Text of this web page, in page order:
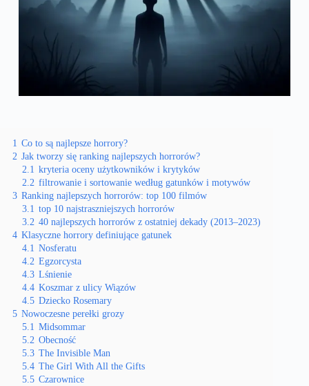
1 Co to są najlepsze horrory?
2 Jak tworzy się ranking najlepszych horrorów?
2.1 kryteria oceny użytkowników i krytyków
2.2 filtrowanie i sortowanie według gatunków i motywów
3 Ranking najlepszych horrorów: top 100 filmów
3.1 top 10 najstraszniejszych horrorów
3.2 40 najlepszych horrorów z ostatniej dekady (2013–2023)
4 Klasyczne horrory definiujące gatunek
4.1 Nosferatu
4.2 Egzorcysta
4.3 Lśnienie
4.4 Koszmar z ulicy Wiązów
4.5 Dziecko Rosemary
5 Nowoczesne perełki grozy
5.1 Midsommar
5.2 Obecność
5.3 The Invisible Man
5.4 The Girl With All the Gifts
5.5 Czarownice